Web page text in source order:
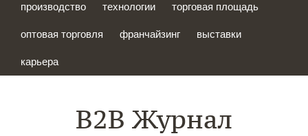
производство технологии торговая площадь
оптовая торговля франчайзинг выставки
карьера
B2B Журнал